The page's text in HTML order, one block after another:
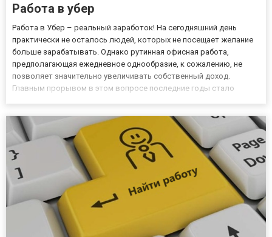
Работа в убер
Работа в Убер – реальный заработок! На сегодняшний день
практически не осталось людей, которых не посещает желание
больше зарабатывать. Однако рутинная офисная работа,
предполагающая ежедневное однообразие, к сожалению, не
позволяет значительно увеличивать собственный доход.
Главным прорывом в этом вопросе последние годы стало
является одноименным...